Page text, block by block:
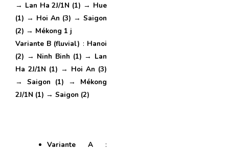
→ Lan Ha 2J/1N (1) → Hue
(1) → Hoi An (3) → Saigon
(2) → Mékong 1 j
Variante B (fluvial) : Hanoi
(2) → Ninh Binh (1) → Lan
Ha 2J/1N (1) → Hoi An (3)
→ Saigon (1) → Mékong
2J/1N (1) → Saigon (2)
Variante A: